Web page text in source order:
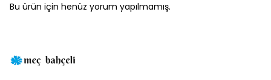
Bu ürün için henüz yorum yapılmamış.